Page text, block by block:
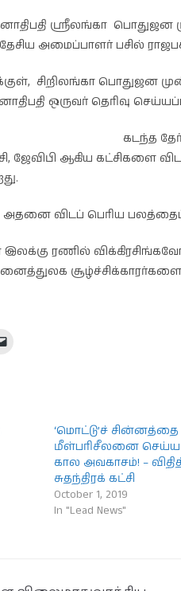
ஶ்ரீலங்கா பொதுஜன
அமைப்பாளர் பசில்
சிறிலங்கா
ஒருவர் தெரிவு
கடந்த
ஜேவிபி ஆகிய கட்சிகளை
அதனை விடப் பெரிய
இலக்கு ரணில்
‘மொட்டு’ச் சின்னத்தை
மீள்பரிசீலனை
கால அவகாசம்! –
சுதந்திரக் கட்சி
October 1, 2019
In "Lead News"